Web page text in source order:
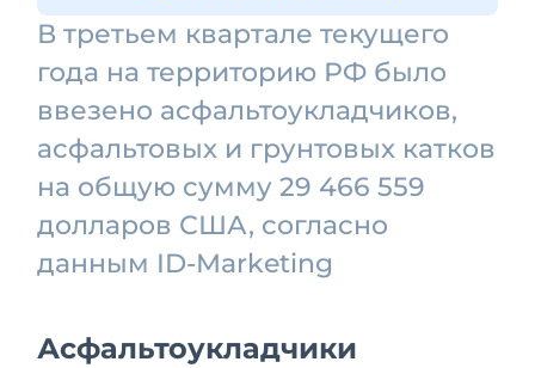
В третьем квартале текущего
года на территорию РФ было
ввезено асфальтоукладчиков,
асфальтовых и грунтовых катков
на общую сумму 29 466 559
долларов США, согласно
данным ID-Marketing
Асфальтоукладчики